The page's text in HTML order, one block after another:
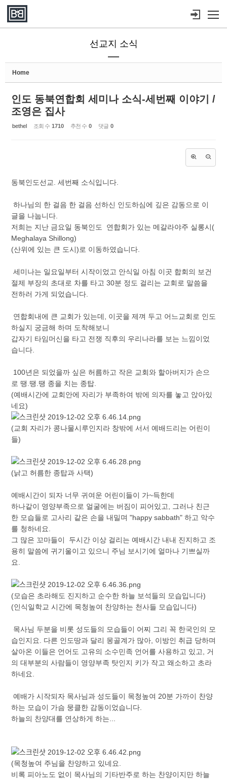
선교지 소식
Home
인도 동북연합회 세미나 소식-세번째 이야기 /
조영은 집사
bethel 조회 수 1710 추천 수 0 댓글 0
동북인도선교. 세번째 소식입니다.
하나님의 한 걸음 한 걸음 선하신 인도하심에 깊은 감동으로 이
글을 나눕니다.
저희는 지난 금요일 동북인도 연합회가 있는 메갈라야주 실롱시(
Meghalaya Shillong)
(산위에 있는 큰 도시)로 이동하였습니다.
세미나는 일요일부터 시작이었고 안식일 아침 이곳 합회의 보건
절제 부장의 초대로 차를 타고 30분 정도 걸리는 교회로 말씀을
전하러 가게 되었습니다.
연합회내에 큰 교회가 있는데, 이곳을 제껴 두고 어느교회로 인도
하실지 궁금해 하며 도착해보니
갑자기 타임머신을 타고 전쟁 직후의 우리나라를 보는 느낌이었
습니다.
100년은 되었을까 싶은 허름하고 작은 교회와 할아버지가 손으
로 땡.땡.땡 종을 치는 종탑.
(예배시간에 교회안에 자리가 부족하여 밖에 의자를 놓고 앉아있
네요)
(교회 자리가 콩나물시루인지라 창밖에 서서 예배드리는 어린이
들)
(낡고 허름한 종탑과 사택)
예배시간이 되자 너무 귀여운 어린이들이 가~득한데
하나같이 영양부족으로 얼굴에는 버짐이 피어있고, 그러나 친근
한 모습들로 고사리 같은 손을 내밀며 "happy sabbath" 하고 악수
를 청하네요.
그 많은 꼬마들이 두시간 이상 걸리는 예배시간 내내 진지하고 조
용히 말씀에 귀기울이고 있으니 주님 보시기에 얼마나 기쁘실까
요.
(모습은 초라해도 진지하고 순수한 하늘 보석들의 모습입니다)
(인식일학교 시간에 목청높여 찬양하는 천사들 모습입니다)
목사님 두분을 비롯 성도들의 모습들이 어찌 그리 꼭 한국인의 모
습인지요. 다른 인도땅과 달리 몽골계가 많아, 이방인 취급 당하며
살아온 이들은 언어도 고유의 소수민족 언어를 사용하고 있고, 거
의 대부분의 사람들이 영양부족 탓인지 키가 작고 왜소하고 초라
하네요.
예배가 시작되자 목사님과 성도들이 목청높여 20분 가까이 찬양
하는 모습이 가슴 뭉클한 감동이었습니다.
하늘의 찬양대를 연상하게 하는...
(목청높여 주님을 찬양하고 있네요.
비록 피아노도 없이 목사님의 기타반주로 하는 찬양이지만 하늘